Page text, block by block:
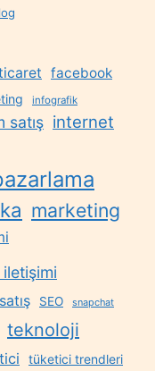
facebook
infografik
satış internet
marketing
satış SEO snapchat
teknoloji
tüketici trendleri